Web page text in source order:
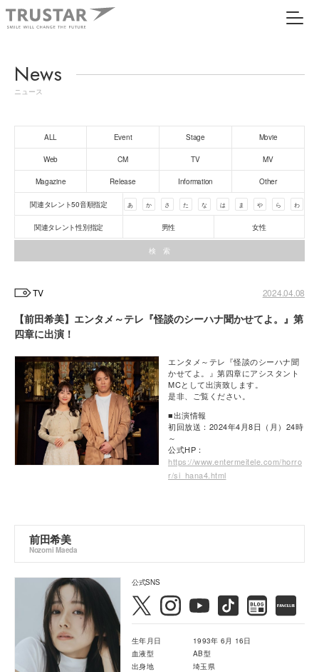
News
ニュース
ALL Event Stage Movie
Web CM TV MV
Magazine Release Information Other
関連タレント50音順指定 あ か さ た な は ま や ら わ
関連タレント性別指定 男性 女性
TV 2024.04.08
【前田希美】エンタメ～テレ『怪談のシーハナ聞かせてよ。』第
四章に出演！
エンタメ～テレ『怪談のシーハナ聞
かせてよ。』第四章にアシスタント
MCとして出演致します。
是非、ご覧ください。
■出演情報
初回放送：2024年4月8日（月）24時
～
公式HP：
https://www.entermeitele.com/horro
r/si_hana4.html
前田希美
Nozomi Maeda
公式SNS
生年月日
1993年 6月 16日
血液型
AB型
出身地
埼玉県